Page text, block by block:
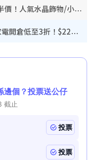
Swarovski Outlet專區低至半價！人氣水晶飾物/小擺設$138起！迪士尼款/水晶高跟鞋都有平
廚具開倉｜特福Tefal廚具/家電開倉低至3折！$220起買平底鍋/炒鑊/湯煲！電飯煲/吸塵機/燙斗$418起